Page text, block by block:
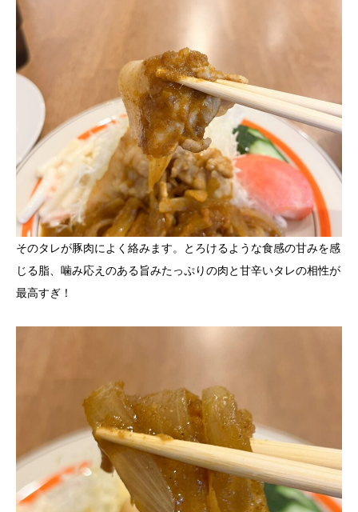
そのタレが豚肉によく絡みます。とろけるような食感の甘みを感
じる脂、噛み応えのある旨みたっぷりの肉と甘辛いタレの相性が
最高すぎ！